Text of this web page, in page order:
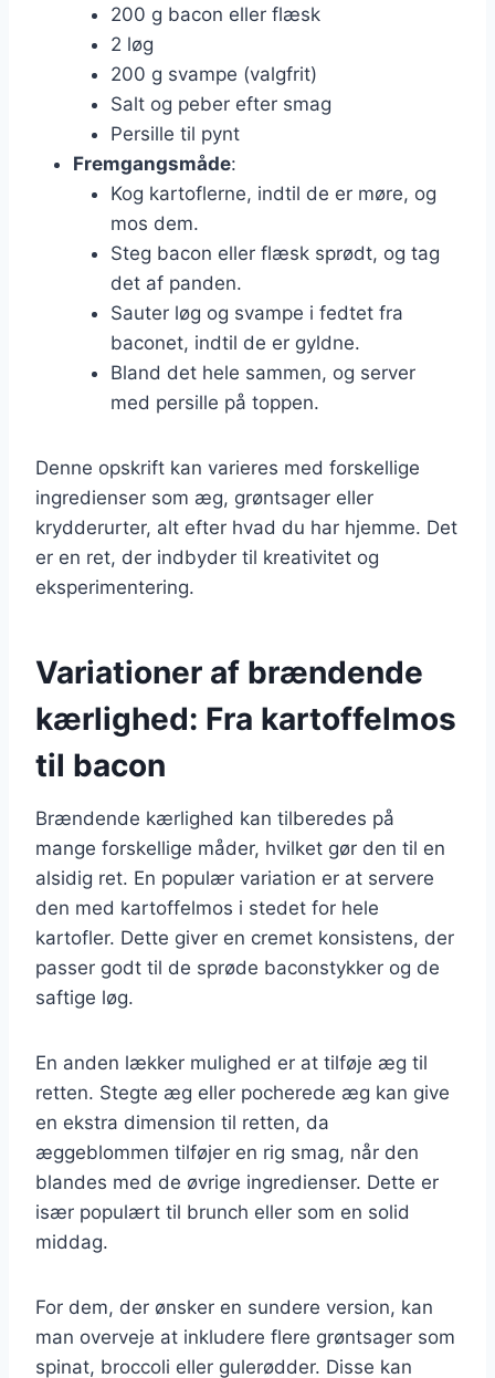
200 g bacon eller flæsk
2 løg
200 g svampe (valgfrit)
Salt og peber efter smag
Persille til pynt
Fremgangsmåde:
Kog kartoflerne, indtil de er møre, og
mos dem.
Steg bacon eller flæsk sprødt, og tag
det af panden.
Sauter løg og svampe i fedtet fra
baconet, indtil de er gyldne.
Bland det hele sammen, og server
med persille på toppen.
Denne opskrift kan varieres med forskellige
ingredienser som æg, grøntsager eller
krydderurter, alt efter hvad du har hjemme. Det
er en ret, der indbyder til kreativitet og
eksperimentering.
Variationer af brændende
kærlighed: Fra kartoffelmos
til bacon
Brændende kærlighed kan tilberedes på
mange forskellige måder, hvilket gør den til en
alsidig ret. En populær variation er at servere
den med kartoffelmos i stedet for hele
kartofler. Dette giver en cremet konsistens, der
passer godt til de sprøde baconstykker og de
saftige løg.
En anden lækker mulighed er at tilføje æg til
retten. Stegte æg eller pocherede æg kan give
en ekstra dimension til retten, da
æggeblommen tilføjer en rig smag, når den
blandes med de øvrige ingredienser. Dette er
især populært til brunch eller som en solid
middag.
For dem, der ønsker en sundere version, kan
man overveje at inkludere flere grøntsager som
spinat, broccoli eller gulerødder. Disse kan